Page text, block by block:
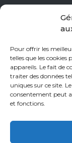
Pour offrir les
telles que les
appareils. Le fait de
traiter des données
uniques sur ce site.
consentement peut
et fonctions.
1430 Rebecq
0477/29 16 14
0471/21 01 08
Heures